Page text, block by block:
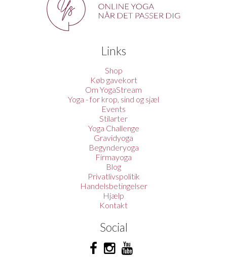
Links
Shop
Køb gavekort
Om YogaStream
Yoga - for krop, sind og sjæl
Events
Stilarter
Yoga Challenge
Gravidyoga
Begynderyoga
Firmayoga
Blog
Privatlivspolitik
Handelsbetingelser
Hjælp
Kontakt
Social